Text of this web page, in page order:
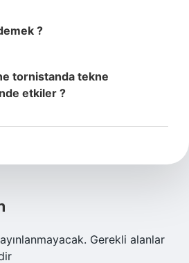
?
tornistanda tekne
etkiler ?
Gerekli alanlar